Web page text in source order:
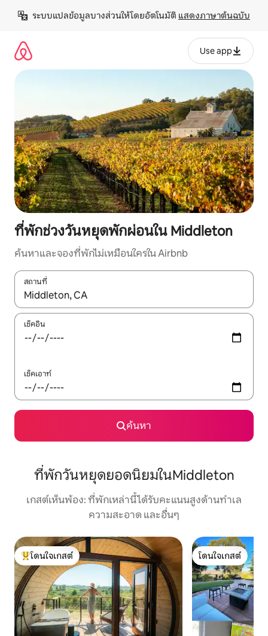
เนื้อหา
ระบบแปลข้อมูลบางส่วนให้โดยอัตโนมัติ แสดงภาษาต้นฉบับ
Use app
ที่พักช่วงวันหยุดพักผ่อนใน Middleton
ค้นหาและจองที่พักไม่เหมือนใครใน Airbnb
สถานที่
ใช้ลูกศรขึ้นลง หรือใช้การสัมผัสหรือปัด เพื่อสำรวจผลการค้นหา
เช็คอิน
เช็คเอาท์
ค้นหา
ที่พักวันหยุดยอดนิยมในMiddleton
เกสต์เห็นพ้อง: ที่พักเหล่านี้ได้รับคะแนนสูงด้านทำเล
ความสะอาด และอื่นๆ
โดนใจเกสต์ที่สุด
โดนใจเกสต์
โดนใจเกสต์
โดนใจเกสต์